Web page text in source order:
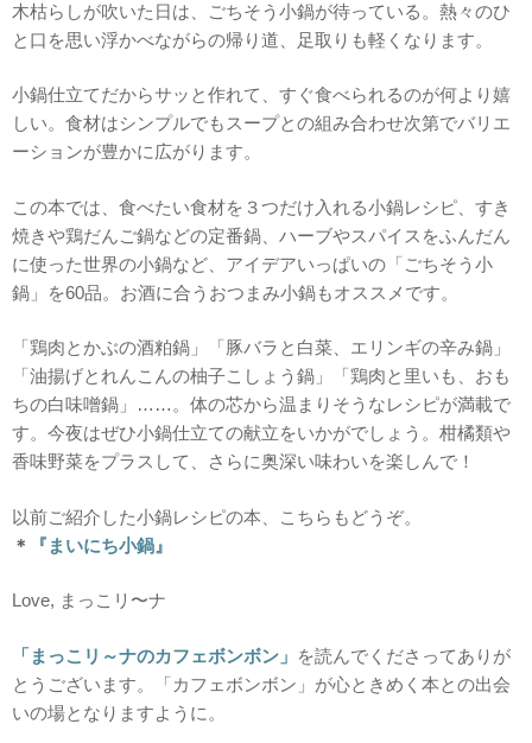
木枯らしが吹いた日は、ごちそう小鍋が待っている。熱々のひ
と口を思い浮かべながらの帰り道、足取りも軽くなります。
小鍋仕立てだからサッと作れて、すぐ食べられるのが何より嬉
しい。食材はシンプルでもスープとの組み合わせ次第でバリエ
ーションが豊かに広がります。
この本では、食べたい食材を３つだけ入れる小鍋レシピ、すき
焼きや鶏だんご鍋などの定番鍋、ハーブやスパイスをふんだん
に使った世界の小鍋など、アイデアいっぱいの「ごちそう小
鍋」を60品。お酒に合うおつまみ小鍋もオススメです。
「鶏肉とかぶの酒粕鍋」「豚バラと白菜、エリンギの辛み鍋」
「油揚げとれんこんの柚子こしょう鍋」「鶏肉と里いも、おも
ちの白味噌鍋」……。体の芯から温まりそうなレシピが満載で
す。今夜はぜひ小鍋仕立ての献立をいかがでしょう。柑橘類や
香味野菜をプラスして、さらに奥深い味わいを楽しんで！
以前ご紹介した小鍋レシピの本、こちらもどうぞ。
＊
『まいにち小鍋』
Love, まっこリ〜ナ
「まっこリ～ナのカフェボンボン」 を読んでくださってありが
とうございます。「カフェボンボン」が心ときめく本との出会
いの場となりますように。